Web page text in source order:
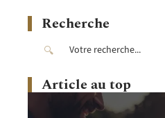
Recherche
Article au top